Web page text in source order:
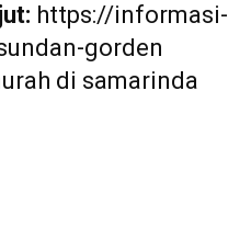
https://informasi-
gorden
di samarinda